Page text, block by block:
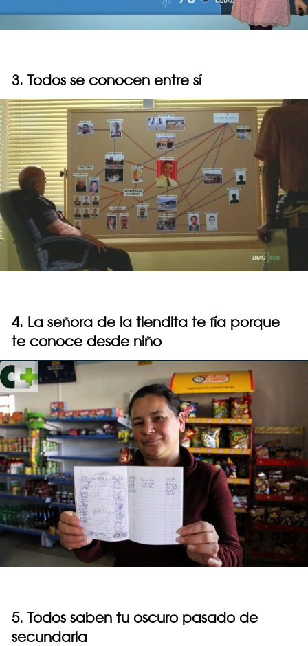
3. Todos se conocen entre sí
4. La señora de la tiendita te fía porque
te conoce desde niño
5. Todos saben tu oscuro pasado de
secundaria